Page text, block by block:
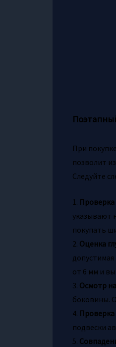
При
позволит
Следуйте
1.
указывают
покупать
2. Оценка
от 6 мм и
3. Осмотр
боковины.
4.
подвески
5.